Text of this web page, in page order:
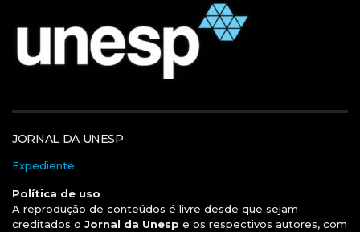
JORNAL DA UNESP
Expediente
Política de uso
A reprodução de conteúdos é livre desde que sejam
creditados o Jornal da Unesp e os respectivos autores, com